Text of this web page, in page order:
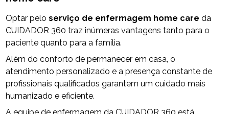
Optar peloserviço de enfermagem home care da
CUIDADOR 360 traz inúmeras vantagens tanto para o
paciente quanto para a família.
Além do conforto de permanecer em casa, o
atendimento personalizado e a presença constante de
profissionais qualificados garantem um cuidado mais
humanizado e eficiente.
A equipe de enfermagem da CUIDADOR 360 está